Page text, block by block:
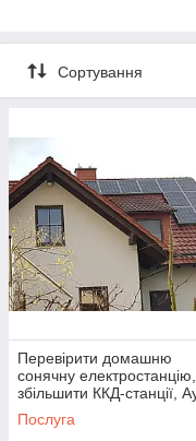
Сортування
Перевірити домашню
сонячну електростанцію,
збільшити ККД-станції,
СЕС
Послуга